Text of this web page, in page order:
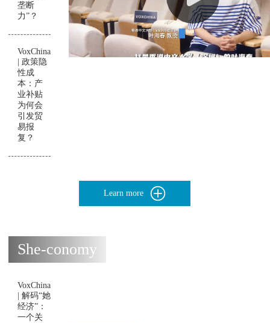
垄断
力”？
VoxChina
| 政策隐
性成
本：产
业补贴
为何会
引发贸
易报
复？
Learn more
She-conomy
VoxChina
| 解码“她
经济”：
一个关